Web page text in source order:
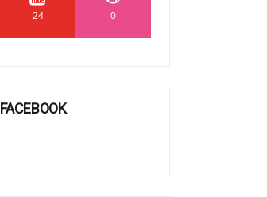
24 0
FACEBOOK